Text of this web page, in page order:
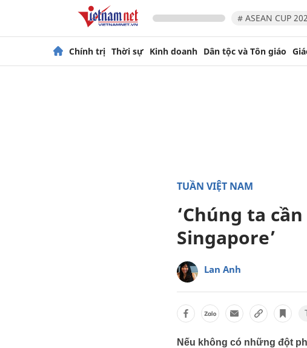
# ASEAN CUP
Chính trị Thời sự Kinh doanh Dân tộc và Tôn giáo
TUẦN VIỆT NAM
‘Chúng ta
Singapore’
Lan Anh
Nếu không có những đột